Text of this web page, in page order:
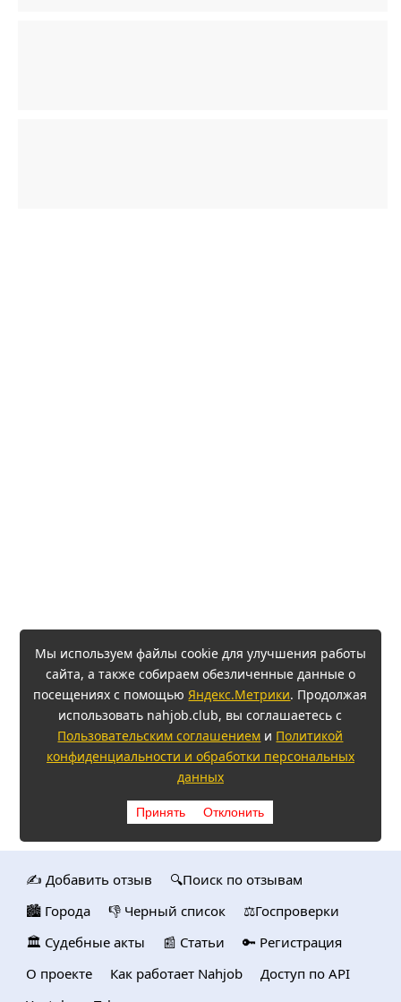
Мы используем файлы cookie для улучшения работы
сайта, а также собираем обезличенные данные о
посещениях с помощью Яндекс.Метрики. Продолжая
использовать nahjob.club, вы соглашаетесь с
Пользовательским соглашением и Политикой
конфиденциальности и обработки персональных
данных
Принять Отклонить
✍️ Добавить отзыв
🔍Поиск по отзывам
🏙️ Городa
👎 Черный список
⚖️Госпроверки
🏛️ Судебные акты
📰 Статьи
🔑 Регистрация
О проекте
Как работает Nahjob
Доступ по API